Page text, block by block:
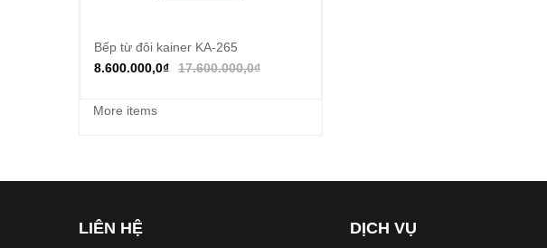
Thêm vào giỏ hàng
Bếp từ đôi kainer KA-265
17.600.000,0₫
8.600.000,0₫
More items
LIÊN HỆ DỊCH VỤ